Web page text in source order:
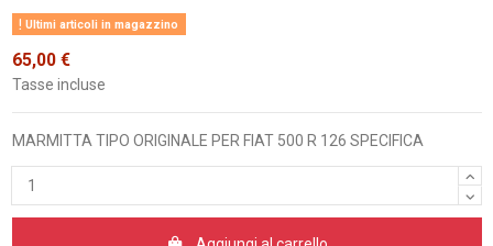
Ultimi articoli in magazzino
65,00 €
Tasse incluse
MARMITTA TIPO ORIGINALE PER FIAT 500 R 126 SPECIFICA